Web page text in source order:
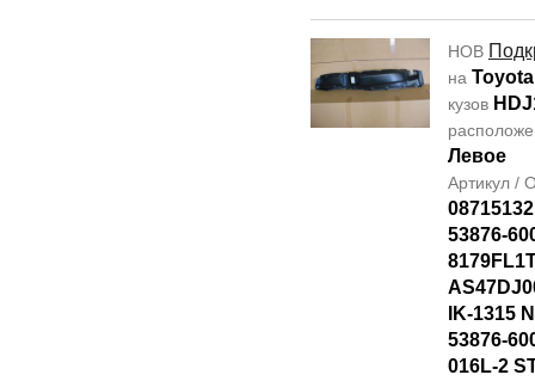
НОВ
на
кузов
Левое
Артикул /
53876-
IK-1315
53876-
016L-2